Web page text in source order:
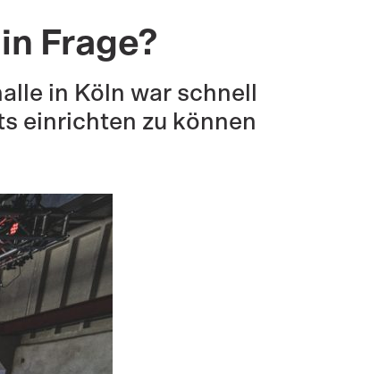
Frage?
in Köln war schnell
einrichten zu können